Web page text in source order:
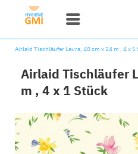
Airlaid Tischläufer Laura, 40 cm x 24 m , 4 x 1
Airlaid Tischläufer
m , 4 x 1 Stück